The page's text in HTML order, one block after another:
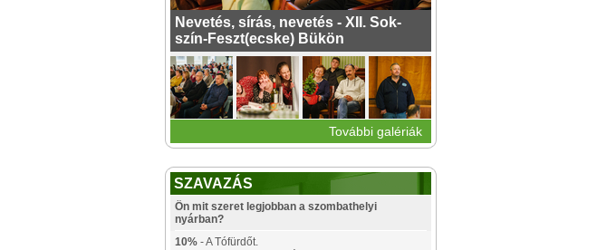
Nevetés, sírás, nevetés - XII. Sok-
szín-Feszt(ecske) Bükön
További galériák
SZAVAZÁS
Ön mit szeret legjobban a szombathelyi
nyárban?
10% - A Tófürdőt.